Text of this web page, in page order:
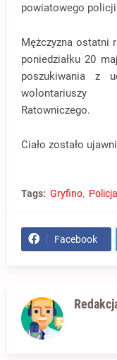
powiatowego policji
Mężczyzna ostatni
poniedziałku 20
poszukiwania z
wolontariuszy
Ratowniczego.
Ciało zostało
Tags: Gryfino Policja
Facebook